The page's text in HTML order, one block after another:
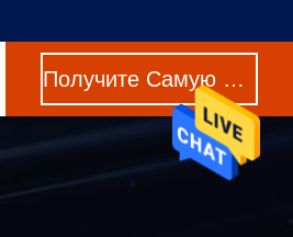
Получите Самую Лучшую Цену